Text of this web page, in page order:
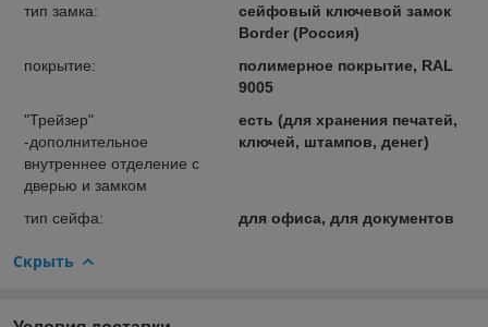
тип замка:
сейфовый ключевой замок
Border (Россия)
покрытие:
полимерное покрытие, RAL
9005
"Трейзер"
-дополнительное
внутреннее отделение с
дверью и замком
есть (для хранения печатей,
ключей, штампов, денег)
тип сейфа: для офиса, для документов
Скрыть